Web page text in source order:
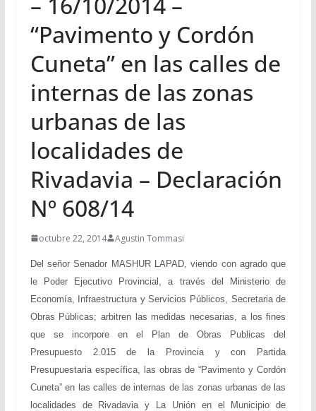
“Pavimento y Cordón
Cuneta” en las calles de
internas de las zonas
urbanas de las
localidades de
Rivadavia – Declaración
Nº 608/14
octubre 22, 2014 Agustin Tommasi
Del señor Senador MASHUR LAPAD, viendo con agrado que
le Poder Ejecutivo Provincial, a través del Ministerio de
Economía, Infraestructura y Servicios Públicos, Secretaria de
Obras Públicas; arbitren las medidas necesarias, a los fines
que se incorpore en el Plan de Obras Publicas del
Presupuesto 2.015 de la Provincia y con Partida
Presupuestaria específica, las obras de “Pavimento y Cordón
Cuneta” en las calles de internas de las zonas urbanas de las
localidades de Rivadavia y La Unión en el Municipio de